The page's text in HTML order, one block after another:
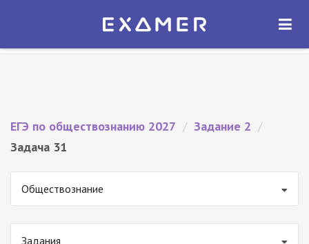
Экзамер — ЕГЭ 2027
ОТКРЫТЬ
ЕГЭ по обществознанию 2027 / Задание 2 /
Задача 31
Обществознание
Задания